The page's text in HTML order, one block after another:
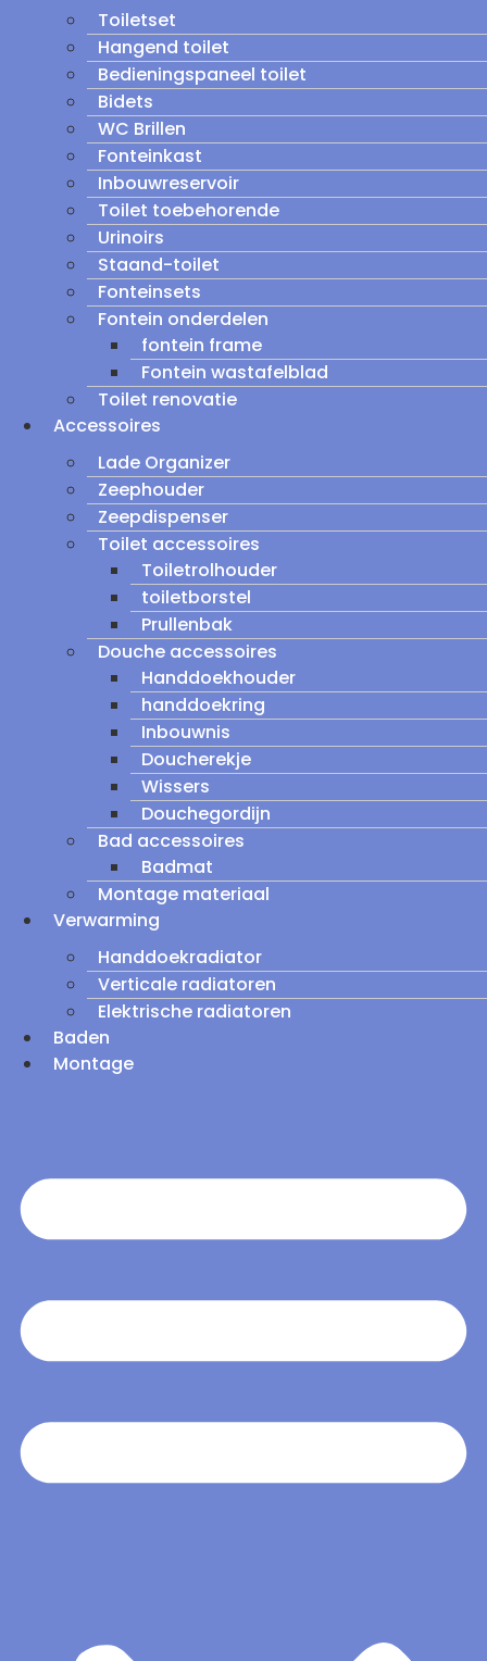
Toiletset
Hangend toilet
Bedieningspaneel toilet
Bidets
WC Brillen
Fonteinkast
Inbouwreservoir
Toilet toebehorende
Urinoirs
Staand-toilet
Fonteinsets
Fontein onderdelen
fontein frame
Fontein wastafelblad
Toilet renovatie
Accessoires
Lade Organizer
Zeephouder
Zeepdispenser
Toilet accessoires
Toiletrolhouder
toiletborstel
Prullenbak
Douche accessoires
Handdoekhouder
handdoekring
Inbouwnis
Doucherekje
Wissers
Douchegordijn
Bad accessoires
Badmat
Montage materiaal
Verwarming
Handdoekradiator
Verticale radiatoren
Elektrische radiatoren
Baden
Montage